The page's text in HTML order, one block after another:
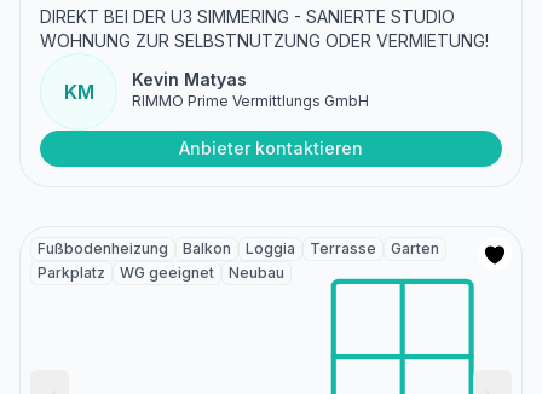
DIREKT BEI DER U3 SIMMERING - SANIERTE STUDIO
WOHNUNG ZUR SELBSTNUTZUNG ODER VERMIETUNG!
KM
Kevin Matyas
RIMMO Prime Vermittlungs GmbH
Anbieter kontaktieren
Fußbodenheizung Balkon Loggia Terrasse
Garten
Parkplatz
WG geeignet Neubau